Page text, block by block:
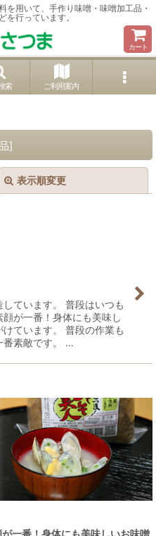
を用いて、手作り味噌・味噌加工品・
を行っています。
カート
索 ご利用案内
]
表示順変更
む
ています。 普段はいつも
が一番！身体にも美味し
ています。 普段の作業も
番素敵です。 …
一番！身体にも美味しいお味噌